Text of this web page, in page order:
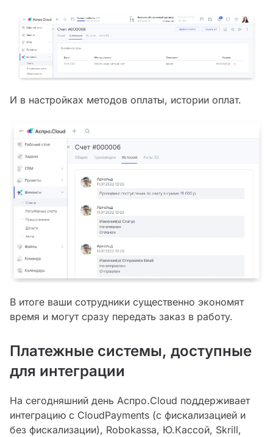
И в настройках методов оплаты, истории оплат.
В итоге ваши сотрудники существенно экономят
время и могут сразу передать заказ в работу.
Платежные системы, доступные
для интеграции
На сегодняшний день Аспро.Cloud поддерживает
интеграцию с CloudPaymеnts (с фискализацией и
без фискализации), Robokassa, Ю.Кассой, Skrill,